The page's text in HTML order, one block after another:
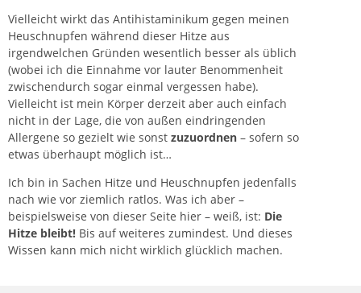
Vielleicht wirkt das Antihistaminikum gegen meinen
Heuschnupfen während dieser Hitze aus
irgendwelchen Gründen wesentlich besser als üblich
(wobei ich die Einnahme vor lauter Benommenheit
zwischendurch sogar einmal vergessen habe).
Vielleicht ist mein Körper derzeit aber auch einfach
nicht in der Lage, die von außen eindringenden
Allergene so gezielt wie sonst zuzuordnen – sofern so
etwas überhaupt möglich ist…
Ich bin in Sachen Hitze und Heuschnupfen jedenfalls
nach wie vor ziemlich ratlos. Was ich aber –
beispielsweise von dieser Seite hier – weiß, ist: Die
Hitze bleibt! Bis auf weiteres zumindest. Und dieses
Wissen kann mich nicht wirklich glücklich machen.